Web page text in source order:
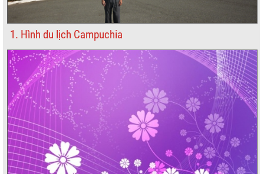
1. Hình du lịch Campuchia